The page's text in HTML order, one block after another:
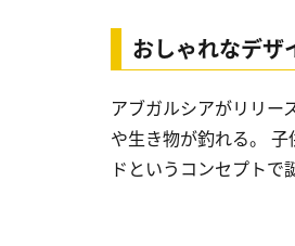
おしゃれなデザ
アブガルシアがリリー
や生き物が釣れる。
ドというコンセプトで